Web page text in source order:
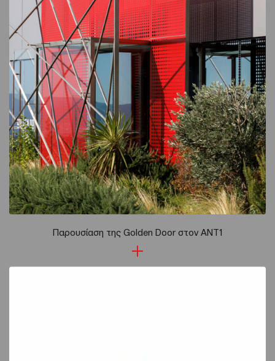
Παρουσίαση της Golden Door στον ΑΝΤ1